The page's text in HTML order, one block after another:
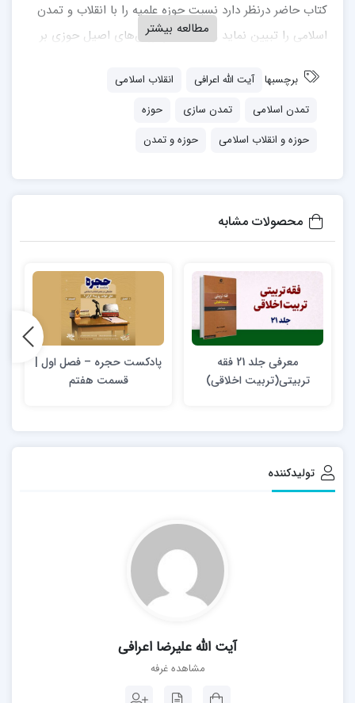
کتاب حاضر درنظر دارد نسبت حوزه علمیه را با انقلاب و تمدن
اسلامی را تبیین نماید و با تکیه بر ارزش‌های اصیل حوزی بر
جهان اسلام با محوریت انقلاب اسلامی تأکید می‎ورزد.”
مطالعه بیشتر
برچسبها آیت الله اعرافی
انقلاب اسلامی
تمدن اسلامی
تمدن سازی
حوزه
حوزه و انقلاب اسلامی
حوزه و تمدن
محصولات مشابه
معرفی جلد 21 فقه
تربیتی(تربیت اخلاقی)
پادکست حجره – فصل اول |
قسمت هفتم
تولیدکننده
آیت الله علیرضا اعرافی
مشاهده غرفه